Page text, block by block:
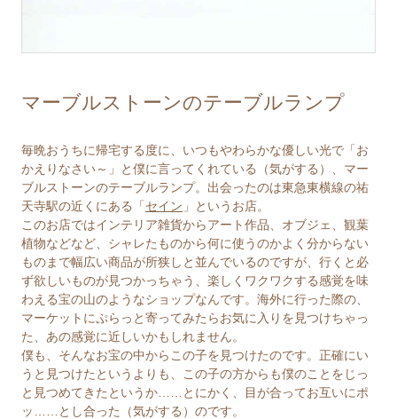
マーブルストーンのテーブルランプ
毎晩おうちに帰宅する度に、いつもやわらかな優しい光で「お
かえりなさい～」と僕に言ってくれている（気がする）、マー
ブルストーンのテーブルランプ。出会ったのは東急東横線の祐
天寺駅の近くにある「 セイン 」というお店。
このお店ではインテリア雑貨からアート作品、オブジェ、観葉
植物などなど、シャレたものから何に使うのかよく分からない
ものまで幅広い商品が所狭しと並んでいるのですが、行くと必
ず欲しいものが見つかっちゃう、楽しくワクワクする感覚を味
わえる宝の山のようなショップなんです。海外に行った際の、
マーケットにぷらっと寄ってみたらお気に入りを見つけちゃっ
た、あの感覚に近しいかもしれません。
僕も、そんなお宝の中からこの子を見つけたのです。正確にい
うと見つけたというよりも、この子の方からも僕のことをじっ
と見つめてきたというか……とにかく、目が合ってお互いにポ
ッ……とし合った（気がする）のです。